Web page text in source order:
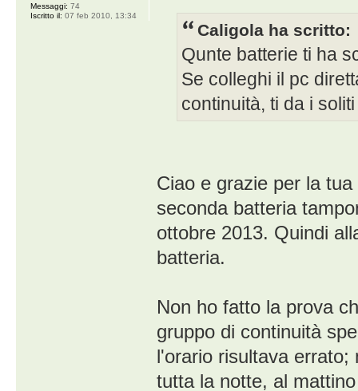
Caligola ha scritto:
Qunte batterie ti ha
Se colleghi il pc
continuità, ti da i
Ciao e grazie per la
seconda batteria
ottobre 2013. Quindi
batteria.
Non ho fatto la prova
gruppo di continuità
l'orario risultava errato;
tutta la notte, al
Messaggi: 74
Iscritto il: 07 feb 2010, 13:34